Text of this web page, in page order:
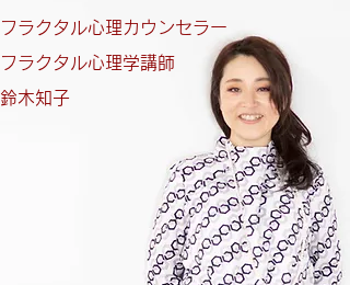
フラクタル心理カウンセラー
​フラクタル心理学講師
鈴木知子